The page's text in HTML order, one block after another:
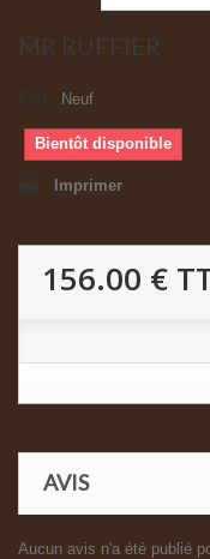
MR RUFFIER
Neuf
Bientôt disponible
Imprimer
156.00 €
AVIS
Aucun avis n'a été publié